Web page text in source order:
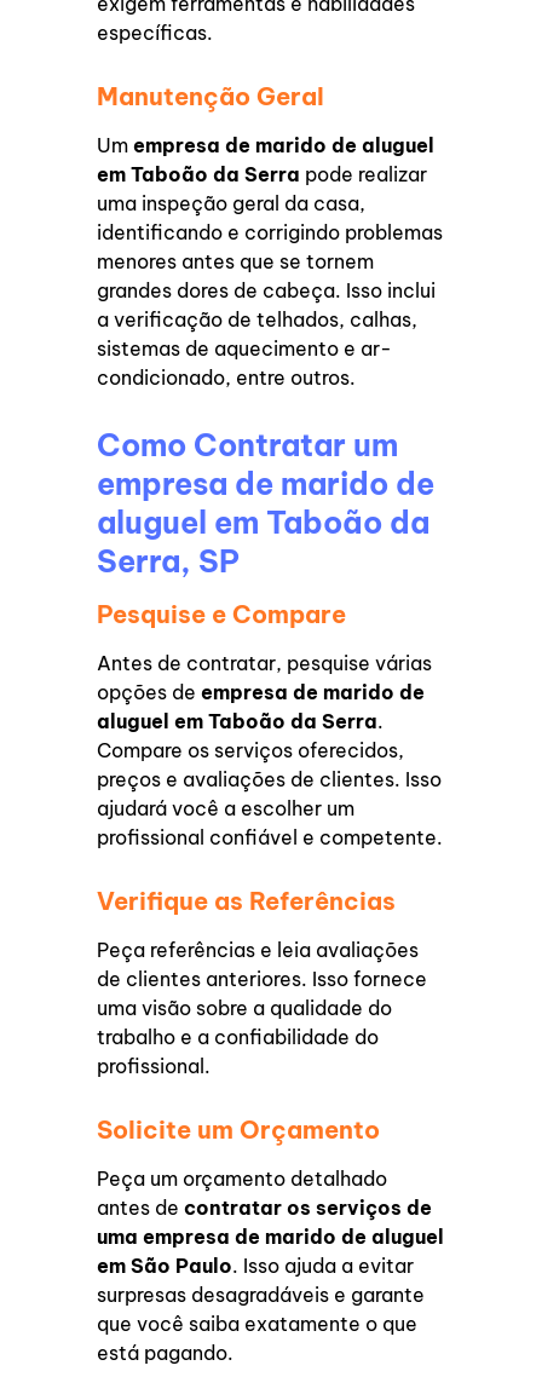
específicas.
Manutenção Geral
Umempresa de marido de aluguel
em Taboão da Serra pode realizar
uma inspeção geral da casa,
identificando e corrigindo problemas
menores antes que se tornem
grandes dores de cabeça. Isso inclui
a verificação de telhados, calhas,
sistemas de aquecimento e ar-
condicionado, entre outros.
Como Contratar um
empresa de marido de
aluguel em Taboão da
Serra, SP
Pesquise e Compare
Antes de contratar, pesquise várias
opções deempresa de marido de
aluguel em Taboão da Serra.
Compare os serviços oferecidos,
preços e avaliações de clientes. Isso
ajudará você a escolher um
profissional confiável e competente.
Verifique as Referências
Peça referências e leia avaliações
de clientes anteriores. Isso fornece
uma visão sobre a qualidade do
trabalho e a confiabilidade do
profissional.
Solicite um Orçamento
Peça um orçamento detalhado
antes de contratar os serviços de
uma empresa de marido de aluguel
em São Paulo. Isso ajuda a evitar
surpresas desagradáveis e garante
que você saiba exatamente o que
está pagando.